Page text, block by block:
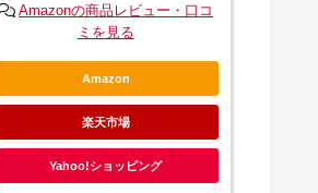
Amazonの商品レビュー・口コ
ミを見る
Amazon
楽天市場
Yahoo!ショッピング